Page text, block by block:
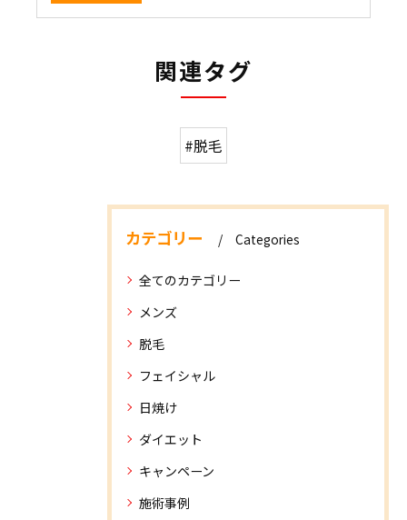
関連タグ
#脱毛
カテゴリー Categories
全てのカテゴリー
メンズ
脱毛
フェイシャル
日焼け
ダイエット
キャンペーン
施術事例